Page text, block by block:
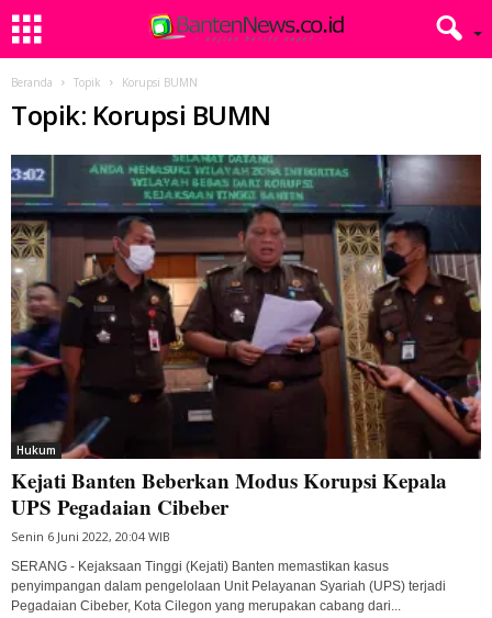
Beranda Topik Korupsi BUMN
Topik: Korupsi BUMN
Hukum
Kejati Banten Beberkan Modus Korupsi Kepala
UPS Pegadaian Cibeber
Senin 6 Juni 2022, 20:04 WIB
SERANG - Kejaksaan Tinggi (Kejati) Banten memastikan kasus
penyimpangan dalam pengelolaan Unit Pelayanan Syariah (UPS) terjadi
Pegadaian Cibeber, Kota Cilegon yang merupakan cabang dari...